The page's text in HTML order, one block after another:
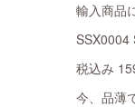
輸入商品
SSX0004
税込み
今、品薄